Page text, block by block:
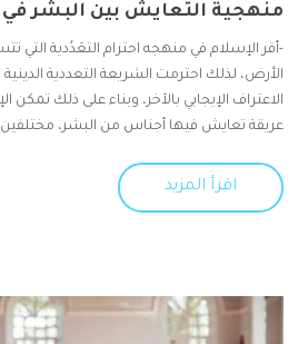
منهجية التعايش بين البشر في
-أقر الإسلام في منهجه احترام التعَدُدية التي
الأرض، لذلك احترمت الشريعة التعددية
الاعتراف الإيجابي بالآخر، وبناء على ذلك
عريقة تعايش فيها أجناس من البشر، مختلفين
اقرأ المزيد